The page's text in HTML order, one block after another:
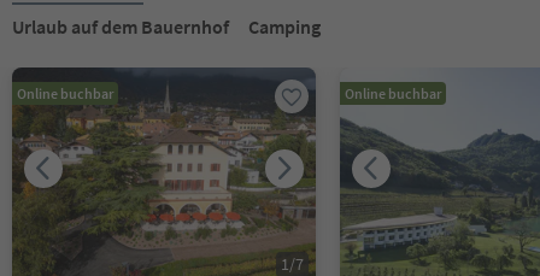
Urlaub auf dem Bauernhof
Camping
Online buchbar
1/7
Online buchbar